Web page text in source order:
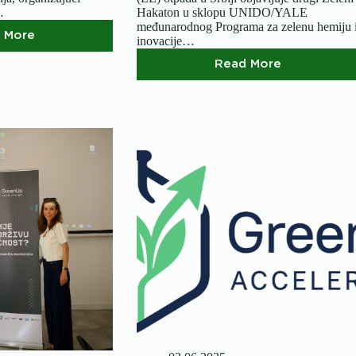
More
Prvi
Hakaton u sklopu UNIDO/YALE
međunarodnog Programa za zelenu hemiju i
inovacije…
Read More
ZELENI
otpada